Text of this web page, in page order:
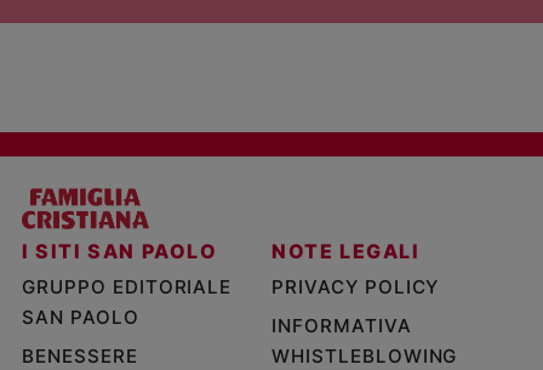
I SITI SAN PAOLO
GRUPPO EDITORIALE
SAN PAOLO
BENESSERE
NOTE LEGALI
PRIVACY POLICY
INFORMATIVA
WHISTLEBLOWING